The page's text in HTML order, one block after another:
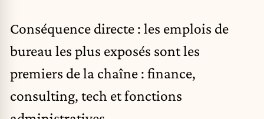
Conséquence directe : les emplois de
bureau les plus exposés sont les
premiers de la chaîne : finance,
consulting, tech et fonctions